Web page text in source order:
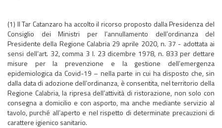
(1) Il Tar Catanzaro ha accolto il ricorso proposto dalla Presidenza del
Consiglio dei Ministri per l’annullamento dell’ordinanza del
Presidente della Regione Calabria 29 aprile 2020, n. 37 - adottata ai
sensi dell’art. 32, comma 3 l. 23 dicembre 1978, n. 833 per dettare
misure per la prevenzione e la gestione dell’emergenza
epidemiologica da Covid-19 – nella parte in cui ha disposto che, sin
dalla data di adozione dell’ordinanza, è consentita, nel territorio della
Regione Calabria, la ripresa dell’attività di ristorazione, non solo con
consegna a domicilio e con asporto, ma anche mediante servizio al
tavolo, purché all’aperto e nel rispetto di determinate precauzioni di
carattere igienico sanitario.